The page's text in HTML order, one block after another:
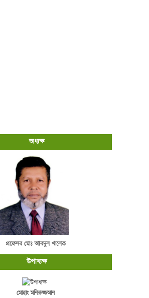
অধ্যক্ষ
প্রফেসর মোঃ আবদুল খালেক
উপাধ্যক্ষ
মোহাং মনিরুজ্জমান